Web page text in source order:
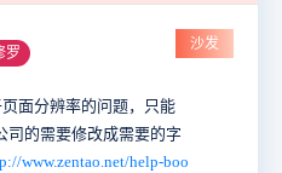
罗
沙发
面分辨率的问题，只能
司的需要修改成需要的字
www.zentao.net/help-boo